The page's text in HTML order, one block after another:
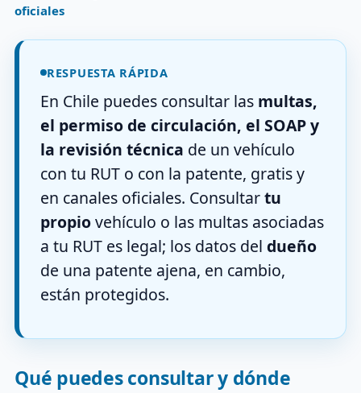
oficiales
RESPUESTA RÁPIDA
En Chile puedes consultar las multas,
el permiso de circulación, el SOAP y
la revisión técnica de un vehículo
con tu RUT o con la patente, gratis y
en canales oficiales. Consultartu
propiovehículo o las multas asociadas
a tu RUT es legal; los datos del dueño
de una patente ajena, en cambio,
están protegidos.
Qué puedes consultar y dónde